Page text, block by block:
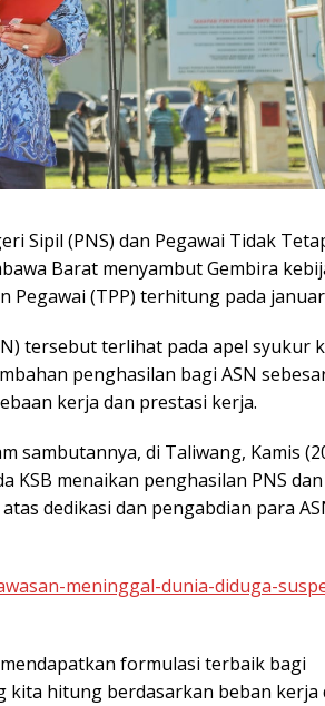
Sipil (PNS) dan Pegawai Tidak
Barat menyambut Gembira
Pegawai (TPP) terhitung pada
tersebut terlihat pada apel syukur
penghasilan bagi ASN
kerja dan prestasi kerja.
sambutannya, di Taliwang, Kamis
KSB menaikan penghasilan PNS
dedikasi dan pengabdian para
meninggal-dunia-diduga-
formulasi terbaik bagi
kita hitung berdasarkan beban kerja